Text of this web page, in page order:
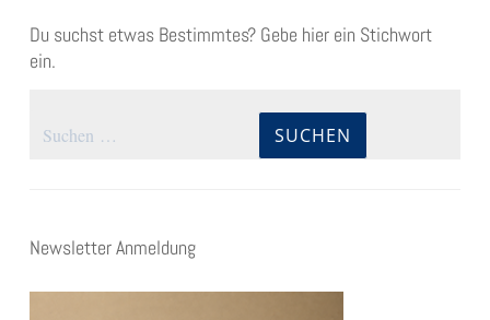
Du suchst etwas Bestimmtes? Gebe hier ein Stichwort
ein.
nach:
Newsletter Anmeldung